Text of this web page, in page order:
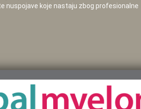
nuspojave koje nastaju zbog profesionalne